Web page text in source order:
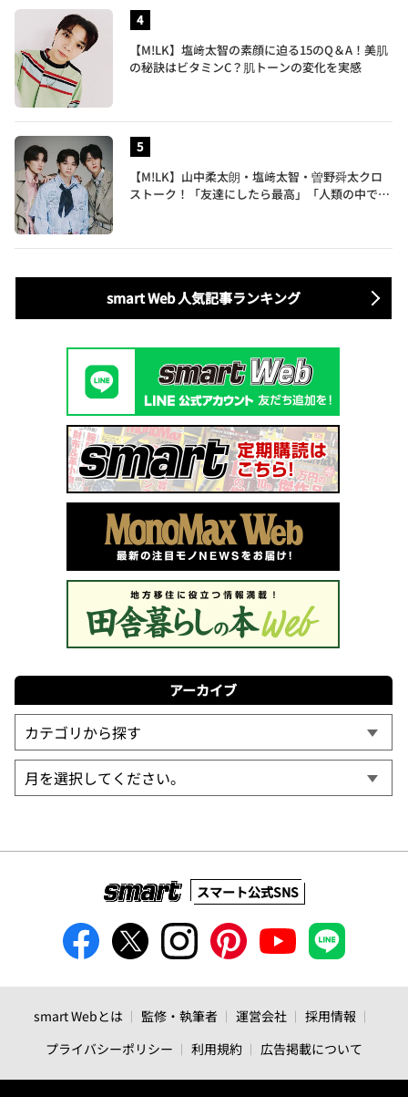
【M!LK】塩﨑太智の素顔に迫る15のQ＆A！美肌
の秘訣はビタミンC？肌トーンの変化を実感
【M!LK】山中柔太朗・塩﨑太智・曽野舜太クロ
ストーク！「友達にしたら最高」「人類の中で桁
smart Web 人気記事ランキング
アーカイブ
スマート公式SNS
smart Webとは 監修・執筆者 運営会社
採用情報
プライバシーポリシー
利用規約 広告掲載について